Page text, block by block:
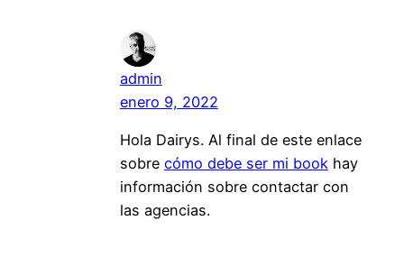
admin
enero 9, 2022
Hola Dairys. Al final de este enlace
sobre cómo debe ser mi bookhay
información sobre contactar con
las agencias.